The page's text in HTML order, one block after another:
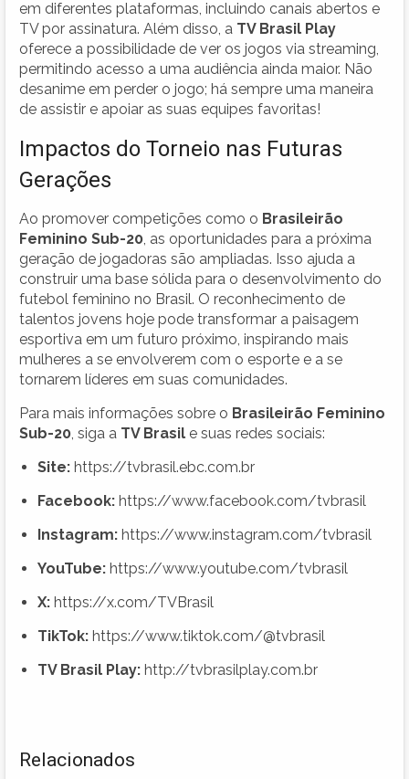
em diferentes plataformas, incluindo canais abertos e
TV por assinatura. Além disso, a TV Brasil Play
oferece a possibilidade de ver os jogos via streaming,
permitindo acesso a uma audiência ainda maior. Não
desanime em perder o jogo; há sempre uma maneira
de assistir e apoiar as suas equipes favoritas!
Impactos do Torneio nas Futuras
Gerações
Ao promover competições como o Brasileirão
Feminino Sub-20 , as oportunidades para a próxima
geração de jogadoras são ampliadas. Isso ajuda a
construir uma base sólida para o desenvolvimento do
futebol feminino no Brasil. O reconhecimento de
talentos jovens hoje pode transformar a paisagem
esportiva em um futuro próximo, inspirando mais
mulheres a se envolverem com o esporte e a se
tornarem líderes em suas comunidades.
Para mais informações sobre o Brasileirão Feminino
Sub-20 , siga a TV Brasil e suas redes sociais:
Site: https://tvbrasil.ebc.com.br
Facebook: https://www.facebook.com/tvbrasil
Instagram: https://www.instagram.com/tvbrasil
YouTube: https://www.youtube.com/tvbrasil
X: https://x.com/TVBrasil
TikTok: https://www.tiktok.com/@tvbrasil
TV Brasil Play: http://tvbrasilplay.com.br
Relacionados